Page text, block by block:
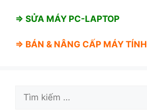
⇒ SỬA MÁY PC-LAPTOP
⇒ BÁN & NÂNG CẤP MÁY TÍNH
Tìm